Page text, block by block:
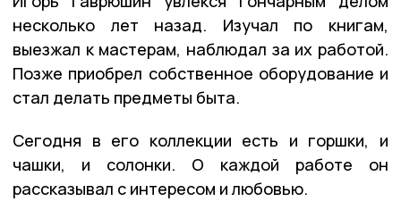
несколько лет назад. Изучал по книгам,
выезжал к мастерам, наблюдал за их работой.
Позже приобрел собственное оборудование и
стал делать предметы быта.
Сегодня в его коллекции есть и горшки, и
чашки, и солонки. О каждой работе он
рассказывал с интересом и любовью.